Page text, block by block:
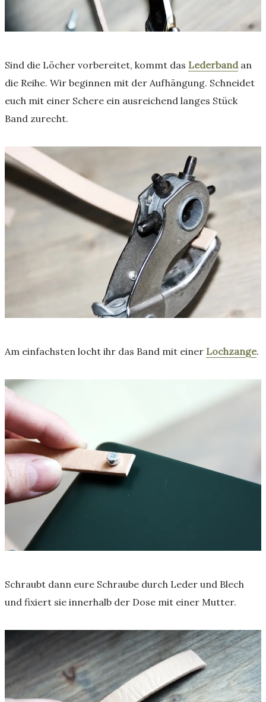
Sind die Löcher vorbereitet, kommt das Lederbandan
die Reihe. Wir beginnen mit der Aufhängung. Schneidet
euch mit einer Schere ein ausreichend langes Stück
Band zurecht.
Am einfachsten locht ihr das Band mit einer Lochzange.
Schraubt dann eure Schraube durch Leder und Blech
und fixiert sie innerhalb der Dose mit einer Mutter.